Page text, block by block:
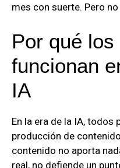
mes con suerte. Pero
Por qué
funcionan
IA
En la era de la IA, todos
producción de
contenido no aporta
real, no defiende un